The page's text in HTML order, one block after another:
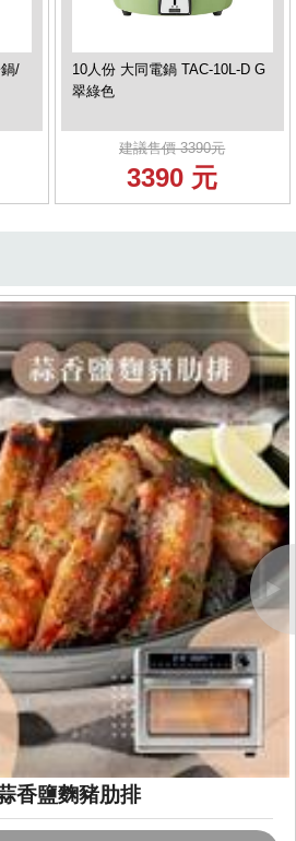
/
10人份 大同電鍋 TAC-10L-D G
翠綠色
建議售價 3390元
3390 元
香鹽麴豬肋排
Next